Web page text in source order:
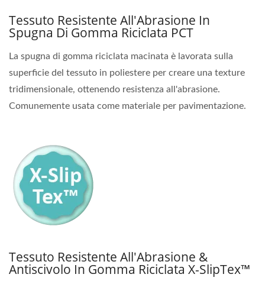
Tessuto Resistente All'Abrasione In
Spugna Di Gomma Riciclata PCT
La spugna di gomma riciclata macinata è lavorata sulla
superficie del tessuto in poliestere per creare una texture
tridimensionale, ottenendo resistenza all'abrasione.
Comunemente usata come materiale per pavimentazione.
Tessuto Resistente All'Abrasione &
Antiscivolo In Gomma Riciclata X-SlipTex™